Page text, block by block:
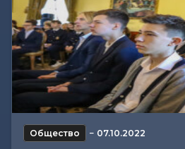
Общество − 07.10.2022